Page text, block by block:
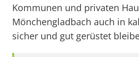
Kommunen und privaten
Mönchengladbach auch in
sicher und gut gerüstet